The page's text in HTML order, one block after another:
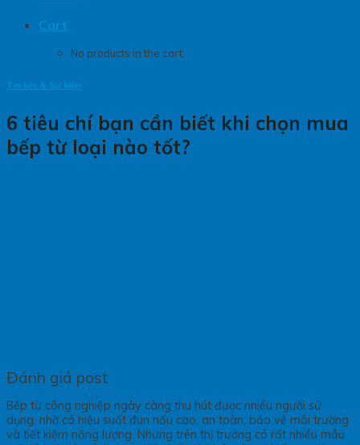
Cart
No products in the cart.
Tin tức & Sự kiện
6 tiêu chí bạn cần biết khi chọn mua
bếp từ loại nào tốt?
Đánh giá post
Bếp từ công nghiệp ngày càng thu hút được nhiều người sử
dụng, nhờ có hiệu suất đun nấu cao, an toàn, bảo vệ môi trường
và tiết kiệm năng lượng. Nhưng trên thị trường có rất nhiều mẫu